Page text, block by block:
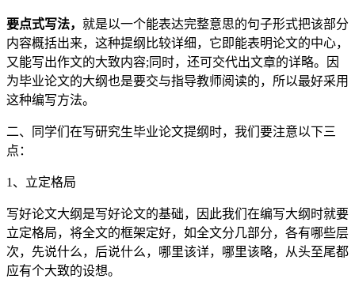
要点式写法， 就是以一个能表达完整意思的句子形式把该部分
内容概括出来，这种提纲比较详细，它即能表明论文的中心，
又能写出作文的大致内容;同时，还可交代出文章的详略。因
为毕业论文的大纲也是要交与指导教师阅读的，所以最好采用
这种编写方法。
二、同学们在写研究生毕业论文提纲时，我们要注意以下三
点：
1、立定格局
写好论文大纲是写好论文的基础，因此我们在编写大纲时就要
立定格局，将全文的框架定好，如全文分几部分，各有哪些层
次，先说什么，后说什么，哪里该详，哪里该略，从头至尾都
应有个大致的设想。